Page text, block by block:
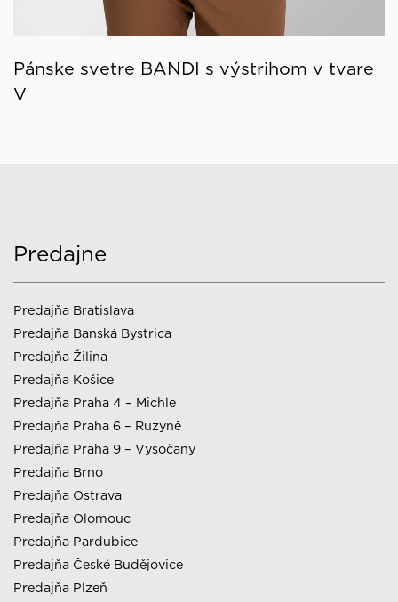
Pánske svetre BANDI s výstrihom v tvare
V
Predajne
Predajňa Bratislava
Predajňa Banská Bystrica
Predajňa Žilina
Predajňa Košice
Predajňa Praha 4 – Michle
Predajňa Praha 6 – Ruzyně
Predajňa Praha 9 – Vysočany
Predajňa Brno
Predajňa Ostrava
Predajňa Olomouc
Predajňa Pardubice
Predajňa České Budějovice
Predajňa Plzeň